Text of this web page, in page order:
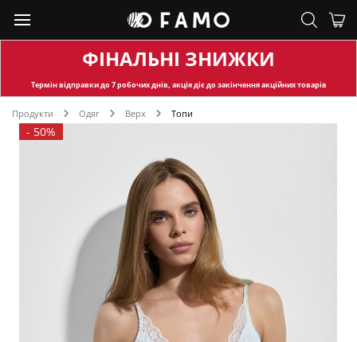
ФІНАЛЬНІ ЗНИЖКИ
Термін відправкидо 7 робочих днів, акція діє до закінчення акційних товарів
Продукти Одяг Верх Топи
- 50%